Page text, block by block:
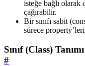
isteğe bağlı olarak
çağırabilir.
Bir sınıfı sabit
sürece
Sınıf (Class) Tanımı
#